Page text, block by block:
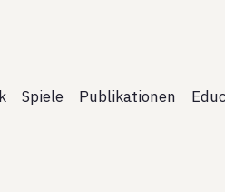
Spiele Publikationen